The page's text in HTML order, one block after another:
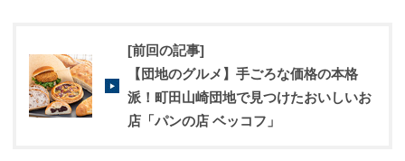
[前回の記事]
【団地のグルメ】手ごろな価格の本格
派！町田山崎団地で見つけたおいしいお
店「パンの店 ベッコフ」